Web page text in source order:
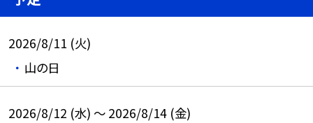
2026/8/11 (火)
山の日
2026/8/12 (水) ～ 2026/8/14 (金)